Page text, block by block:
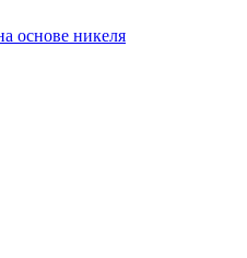
основе никеля